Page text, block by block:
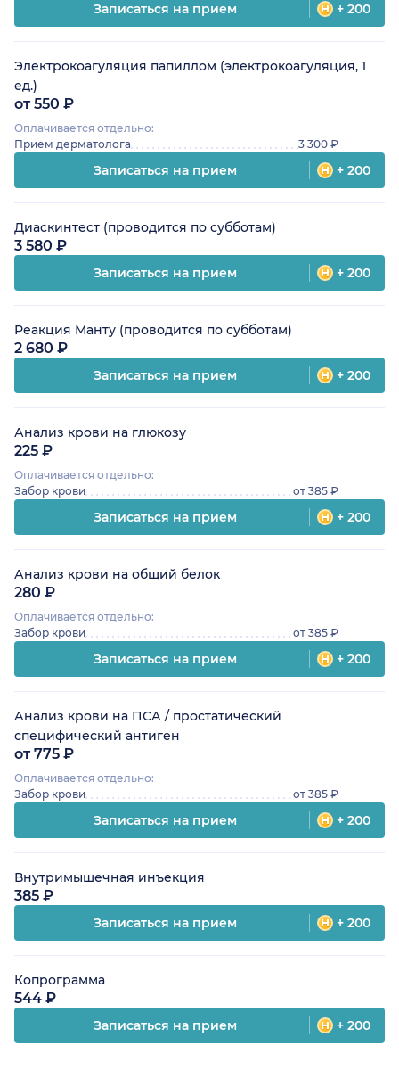
Записаться на прием + 200
Электрокоагуляция папиллом (электрокоагуляция, 1
ед.)
от 550 ₽
Оплачивается отдельно:
Прием дерматолога
3 300 ₽
Записаться на прием + 200
Диаскинтест (проводится по субботам)
3 580 ₽
Записаться на прием + 200
Реакция Манту (проводится по субботам)
2 680 ₽
Записаться на прием + 200
Анализ крови на глюкозу
225 ₽
Оплачивается отдельно:
Забор крови
от 385 ₽
Записаться на прием + 200
Анализ крови на общий белок
280 ₽
Оплачивается отдельно:
Забор крови
от 385 ₽
Записаться на прием + 200
Анализ крови на ПСА / простатический
специфический антиген
от 775 ₽
Оплачивается отдельно:
Забор крови
от 385 ₽
Записаться на прием + 200
Внутримышечная инъекция
385 ₽
Записаться на прием + 200
Копрограмма
544 ₽
Записаться на прием + 200